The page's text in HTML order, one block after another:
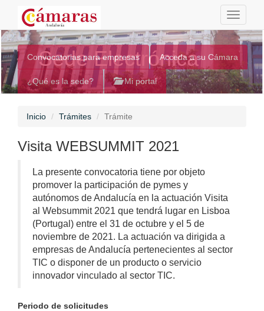
Toggle
Sede Electrónica
Convocatorias para empresas Acceda a su Cámara
¿Qué es la sede? Mi portal
Inicio Trámites Trámite
Visita WEBSUMMIT 2021
La presente convocatoria tiene por objeto
promover la participación de pymes y
autónomos de Andalucía en la actuación Visita
al Websummit 2021 que tendrá lugar en Lisboa
(Portugal) entre el 31 de octubre y el 5 de
noviembre de 2021. La actuación va dirigida a
empresas de Andalucía pertenecientes al sector
TIC o disponer de un producto o servicio
innovador vinculado al sector TIC.
Periodo de solicitudes